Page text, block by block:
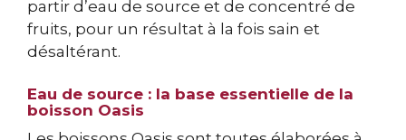
partir d’eau de source et de concentré de
fruits, pour un résultat à la fois sain et
désaltérant.
Eau de source : la base essentielle de la
boisson Oasis